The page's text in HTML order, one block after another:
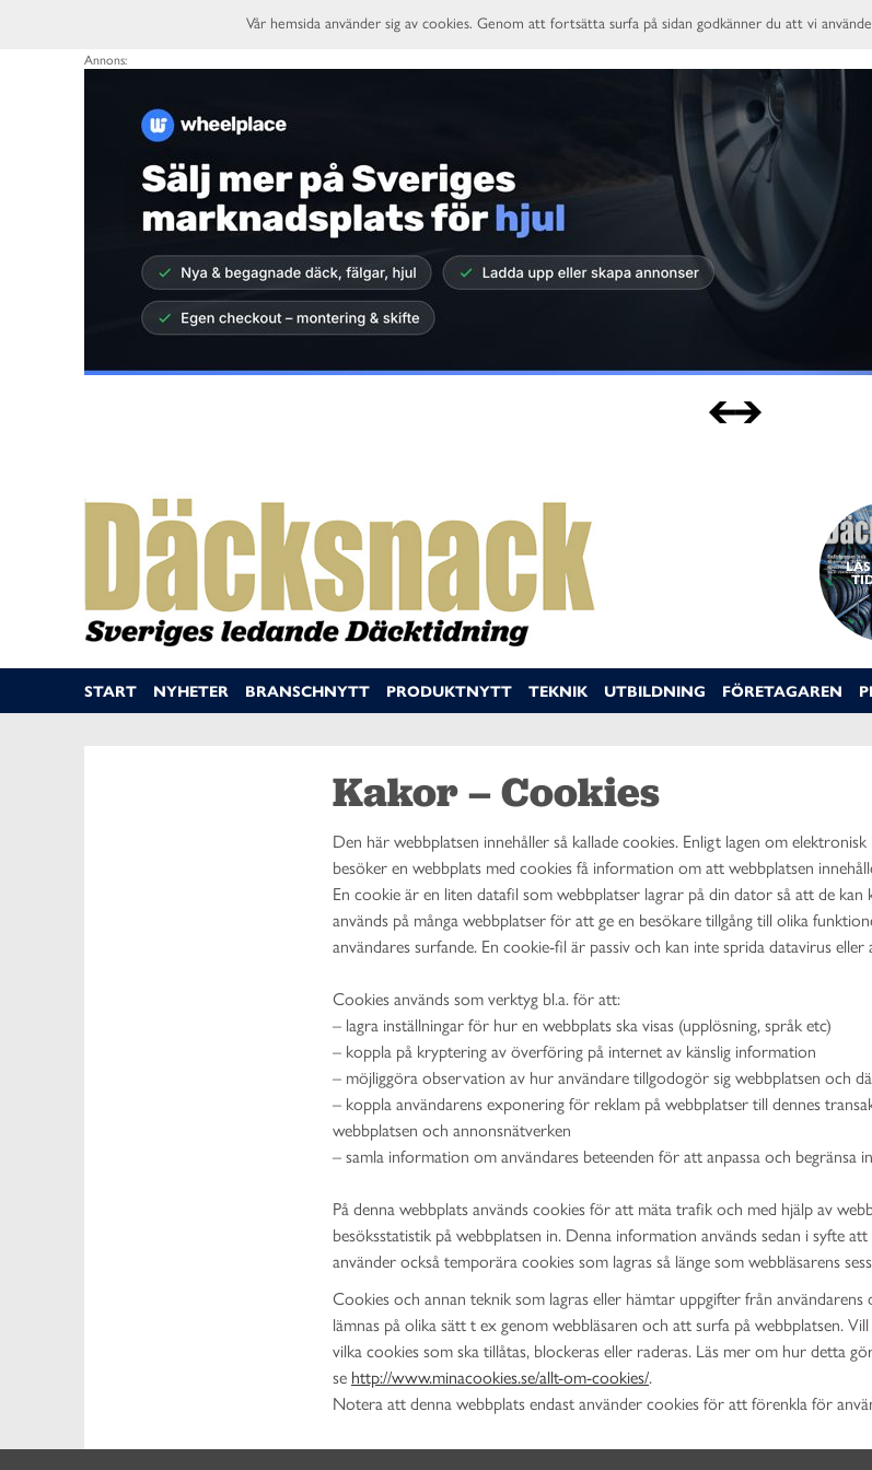
Annons:
START NYHETER BRANSCHNYTT PRODUKTNYTT TEKNIK UTBILDNING FÖRETAGAREN
Kakor – Cookies
Den här webbplatsen innehåller så kallade cookies. Enligt lagen om
besöker en webbplats med cookies få information om att webbplatsen
En cookie är en liten datafil som webbplatser lagrar på din dator så att de
används på många webbplatser för att ge en besökare tillgång till olika
användares surfande. En cookie-fil är passiv och kan inte sprida datavirus
Cookies används som verktyg bl.a. för att:
– lagra inställningar för hur en webbplats ska visas (upplösning, språk etc)
– koppla på kryptering av överföring på internet av känslig information
– möjliggöra observation av hur användare tillgodogör sig webbplatsen och
– koppla användarens exponering för reklam på webbplatser till dennes
webbplatsen och annonsnätverken
– samla information om användares beteenden för att anpassa och begränsa
På denna webbplats används cookies för att mäta trafik och med hjälp av
besöksstatistik på webbplatsen in. Denna information används sedan i syfte
använder också temporära cookies som lagras så länge som webbläsarens
Cookies och annan teknik som lagras eller hämtar uppgifter från
lämnas på olika sätt t ex genom webbläsaren och att surfa på webbplatsen.
vilka cookies som ska tillåtas, blockeras eller raderas. Läs mer om hur detta
se http://www.minacookies.se/allt-om-cookies/.
Notera att denna webbplats endast använder cookies för att förenkla för
Vår hemsida använder sig av cookies. Genom att fortsätta surfa på sidan godkänner du att vi